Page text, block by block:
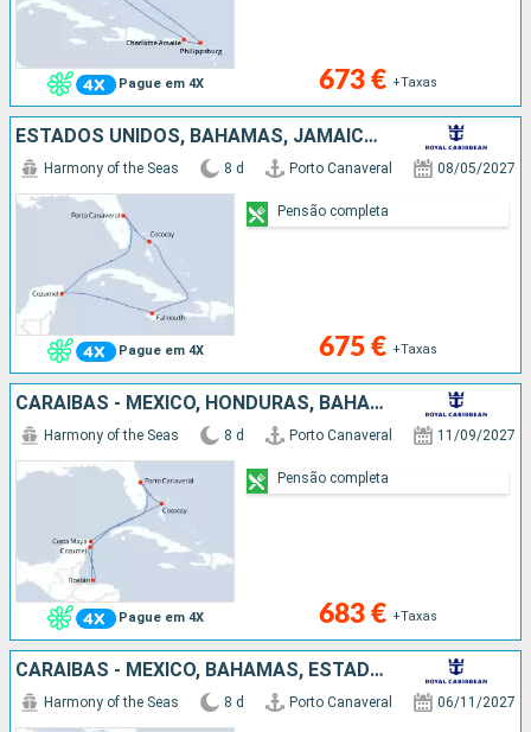
Pague em 4X 673 € +Taxas
ESTADOS UNIDOS, BAHAMAS, JAMAICA, CARAIBAS - MEXICO
Pague em 4X
Harmony of the Seas 8 d Porto Canaveral 08/05/2027
675 € +Taxas
Pensão completa
CARAIBAS - MEXICO, HONDURAS, BAHAMAS, ESTADOS UNIDOS
Pague em 4X
Harmony of the Seas 8 d Porto Canaveral 11/09/2027
683 € +Taxas
Pensão completa
CARAIBAS - MEXICO, BAHAMAS, ESTADOS UNIDOS
Harmony of the Seas 8 d Porto Canaveral 06/11/2027